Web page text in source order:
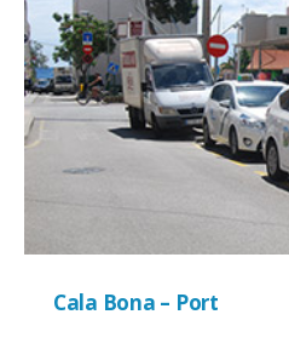
Cala Bona – Port